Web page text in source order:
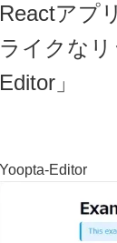
Reactアプ
ライクな
Editor」
Yoopta-Editor